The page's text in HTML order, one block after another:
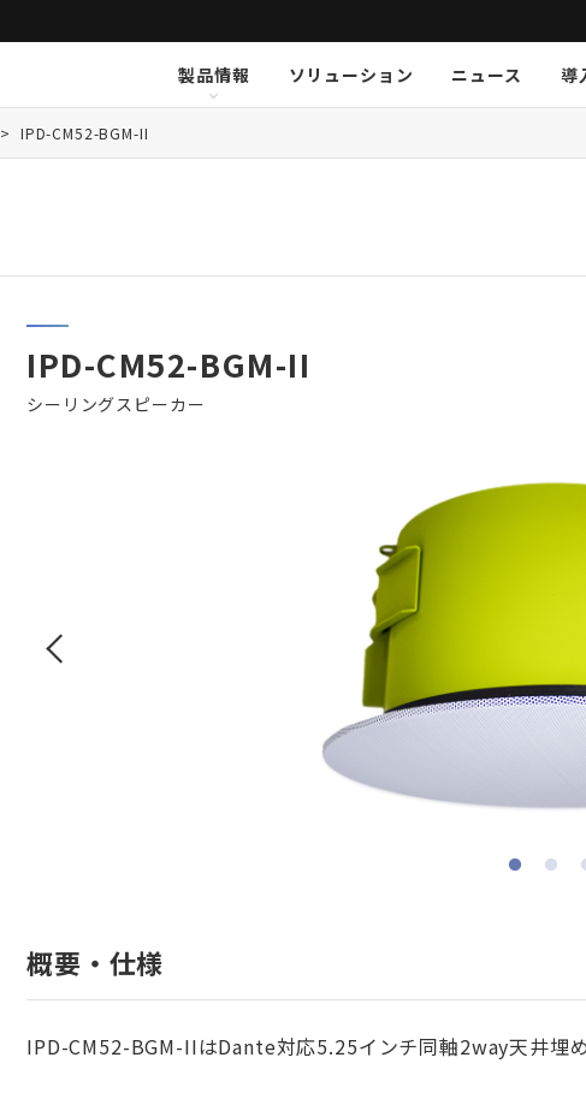
製品情報
K-array KGEAR
TiMax Violet Audio
ソリューション
ニュース 導
K-array KGEAR
TiMax Violet Audio
> IPD-CM52-BGM-II
IPD-CM52-BGM-II
シーリングスピーカー
概要・仕様
IPD-CM52-BGM-IIはDante対応5.25インチ同軸2way天井埋め